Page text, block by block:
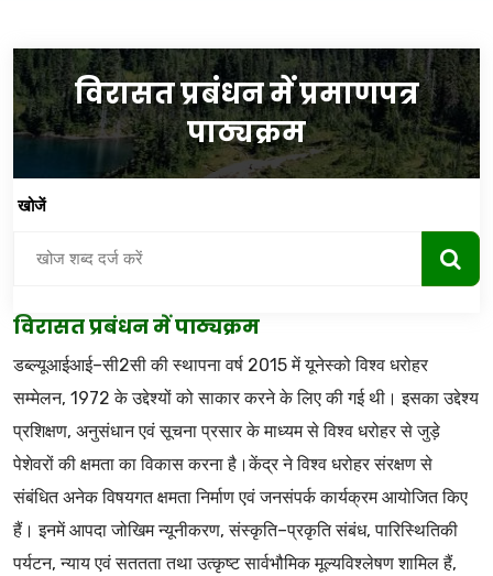
विरासत प्रबंधन में प्रमाणपत्र
पाठ्यक्रम
खोजें
विरासत प्रबंधन में पाठ्यक्रम
डब्ल्यूआईआई–सी2सी की स्थापना वर्ष 2015 में यूनेस्को विश्व धरोहर
सम्मेलन, 1972 के उद्देश्यों को साकार करने के लिए की गई थी। इसका उद्देश्य
प्रशिक्षण, अनुसंधान एवं सूचना प्रसार के माध्यम से विश्व धरोहर से जुड़े
पेशेवरों की क्षमता का विकास करना है।केंद्र ने विश्व धरोहर संरक्षण से
संबंधित अनेक विषयगत क्षमता निर्माण एवं जनसंपर्क कार्यक्रम आयोजित किए
हैं। इनमें आपदा जोखिम न्यूनीकरण, संस्कृति–प्रकृति संबंध, पारिस्थितिकी
पर्यटन, न्याय एवं सततता तथा उत्कृष्ट सार्वभौमिक मूल्यविश्लेषण शामिल हैं,